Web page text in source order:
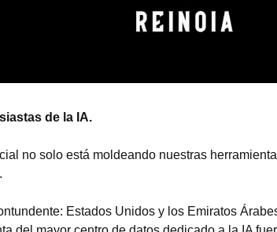
de la IA.
no solo está moldeando nuestras
Estados Unidos y los Emiratos